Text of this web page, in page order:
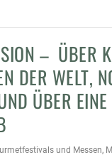
– ÜBER
DER WELT,
ÜBER EINE
und Messen,